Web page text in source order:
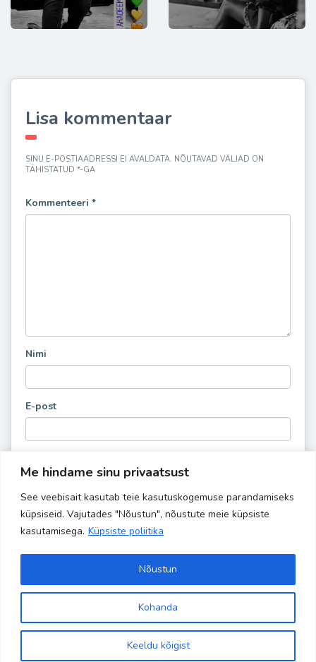
Me hindame sinu privaatsust
See veebisait kasutab teie kasutuskogemuse parandamiseks
küpsiseid. Vajutades "Nõustun", nõustute meie küpsiste
kasutamisega. Küpsiste poliitika
Kohanda
Keeldu kõigist
Nõustun
Lisa kommentaar
SINU E-POSTIAADRESSI EI AVALDATA. NÕUTAVAD VÄLJAD ON
TÄHISTATUD *-GA
Kommenteeri *
Nimi
E-post
Copyright 2024 Banaanisaar | All Rights Reserved | Powered by
Site is using a trial version of the theme. Please enter your
purchase code in theme settings to activate it or
wordpress theme here